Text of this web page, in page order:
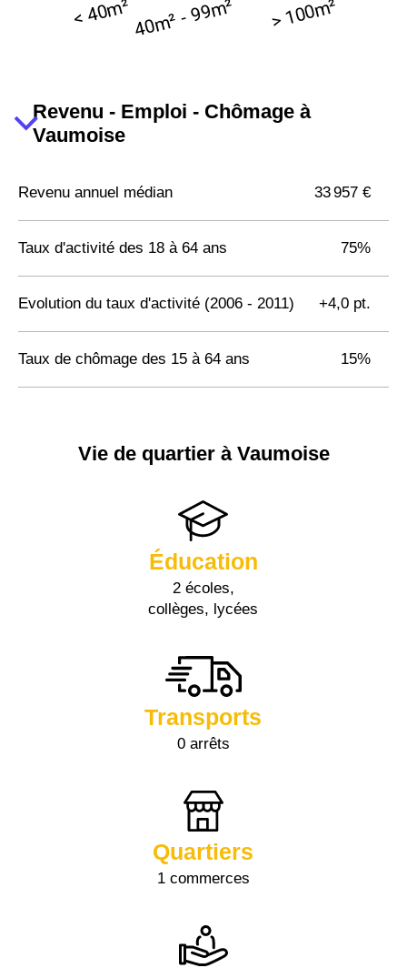
Revenu - Emploi - Chômage à
Vaumoise
Revenu annuel médian 33 957 €
Taux d'activité des 18 à 64 ans 75%
Evolution du taux d'activité (2006 - 2011) +4,0 pt.
Taux de chômage des 15 à 64 ans 15%
Vie de quartier à Vaumoise
Éducation
2 écoles,
collèges, lycées
Transports
0 arrêts
Quartiers
1 commerces